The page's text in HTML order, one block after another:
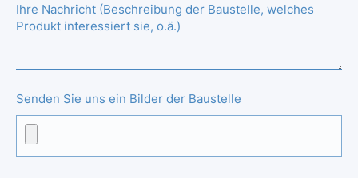
Ihre Nachricht (Beschreibung der Baustelle, welches
Produkt interessiert sie, o.ä.)
Senden Sie uns ein Bilder der Baustelle